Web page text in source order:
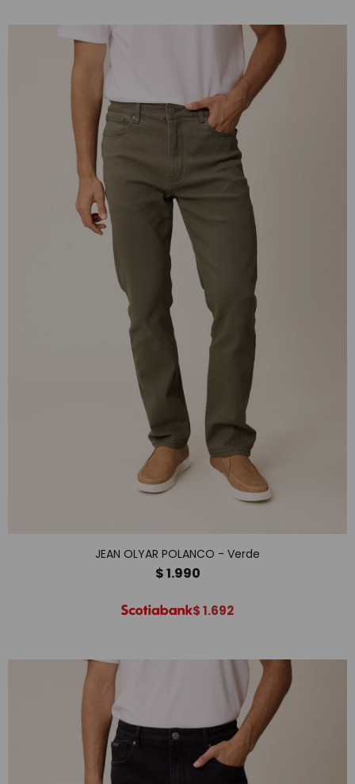
JEAN OLYAR POLANCO - Verde
$1.990
$1.692